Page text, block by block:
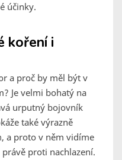
účinky.
koření i
a proč by měl být v
Je velmi bohatý na
urputný bojovník
také výrazně
a proto v něm vidíme
proti nachlazení.